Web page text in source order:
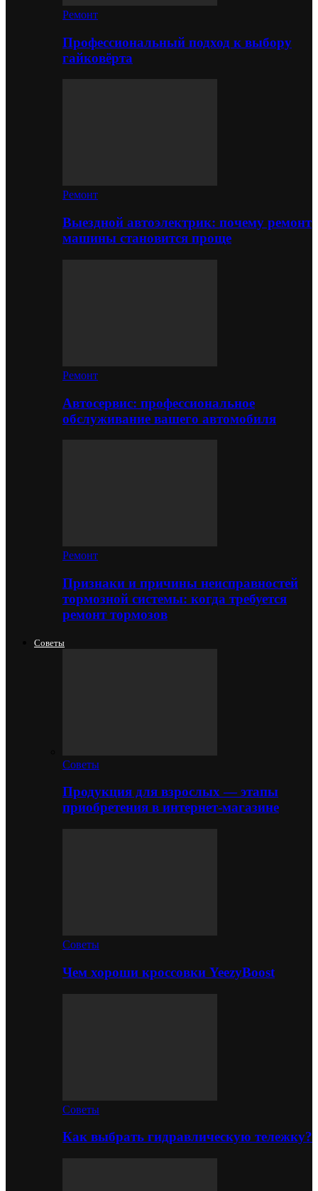
Ремонт
Профессиональный подход к выбору
гайковёрта
Ремонт
Выездной автоэлектрик: почему ремонт
машины становится проще
Ремонт
Автосервис: профессиональное
обслуживание вашего автомобиля
Ремонт
Признаки и причины неисправностей
тормозной системы: когда требуется
ремонт тормозов
Советы
Советы
Продукция для взрослых — этапы
приобретения в интернет-магазине
Советы
Чем хороши кроссовки YeezyBoost
Советы
Как выбрать гидравлическую тележку?